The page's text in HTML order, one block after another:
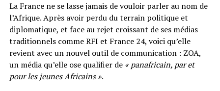
La France ne se lasse jamais de vouloir parler au nom de
l’Afrique. Après avoir perdu du terrain politique et
diplomatique, et face au rejet croissant de ses médias
traditionnels comme RFI et France 24, voici qu’elle
revient avec un nouvel outil de communication : ZOA,
un média qu’elle ose qualifier de « panafricain, par et
pour les jeunes Africains ».